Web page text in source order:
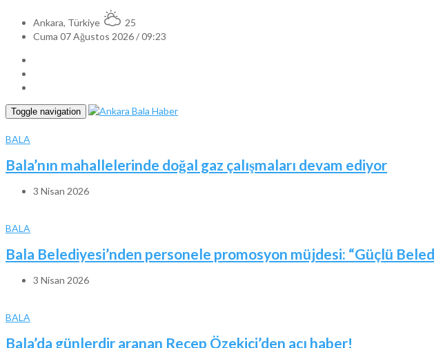
Ankara, Türkiye
25
Cuma 07 Ağustos 2026 / 09:23
Toggle navigation
BALA
Bala’nın mahallelerinde doğal gaz çalışmaları devam ediyor
3 Nisan 2026
BALA
Bala Belediyesi’nden personele promosyon müjdesi: “Güçlü
3 Nisan 2026
BALA
Bala’da günlerdir aranan Recep Özekici’den acı haber!